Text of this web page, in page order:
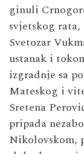
ginuli
svjetskog
Svetozar
ustanak i
izgradnje sa
Mateskog i
Sretena
pripada
Nikolovskom,